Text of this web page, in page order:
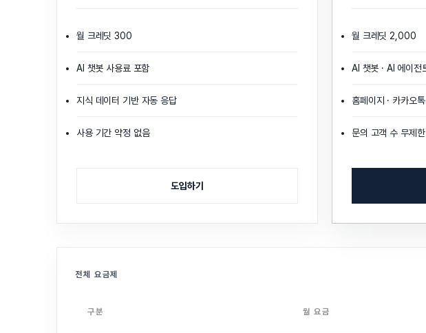
월 크레딧 300
AI 챗봇 사용료 포함
지식 데이터 기반 자동 응답
사용 기간 약정 없음
도입하기
월 크레딧 2,000
AI 챗봇 · AI 에이전
홈페이지 · 카카오
문의 고객 수 무제한
전체 요금제
구분 월 요금